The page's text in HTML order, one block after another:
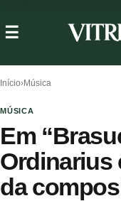
Início›Música
MÚSICA
Em
Ordinarius
da